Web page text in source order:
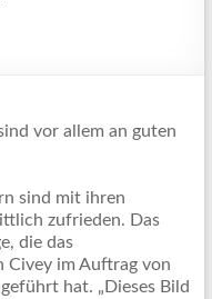
vor allem an guten
sind mit ihren
zufrieden. Das
die das
Civey im Auftrag von
hat. „Dieses Bild